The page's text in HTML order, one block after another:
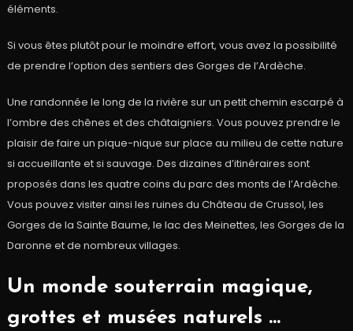
éléments.
Si vous êtes plutôt pour le moindre effort, vous avez la possibilité
de prendre l’option des sentiers des Gorges de l’Ardèche.
Une randonnée le long de la rivière sur un petit chemin escarpé à
l’ombre des chênes et des châtaigniers. Vous pouvez prendre le
plaisir de faire un pique-nique sur place au milieu de cette nature
si accueillante et si sauvage. Des dizaines d’itinéraires sont
proposés dans les quatre coins du parc des monts de l’Ardèche.
Vous pouvez visiter ainsi les ruines du Château de Crussol, les
Gorges de la Sainte Baume, le lac des Meinettes, les Gorges de la
Daronne et de nombreux villages.
Un monde souterrain magique,
grottes et musées naturels …